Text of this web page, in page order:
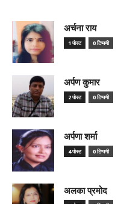
अर्चना राय
1 पोस्ट 0 टिप्पणी
अर्पण कुमार
2 पोस्ट 0 टिप्पणी
अर्पणा शर्मा
4 पोस्ट 0 टिप्पणी
अलका प्रमोद